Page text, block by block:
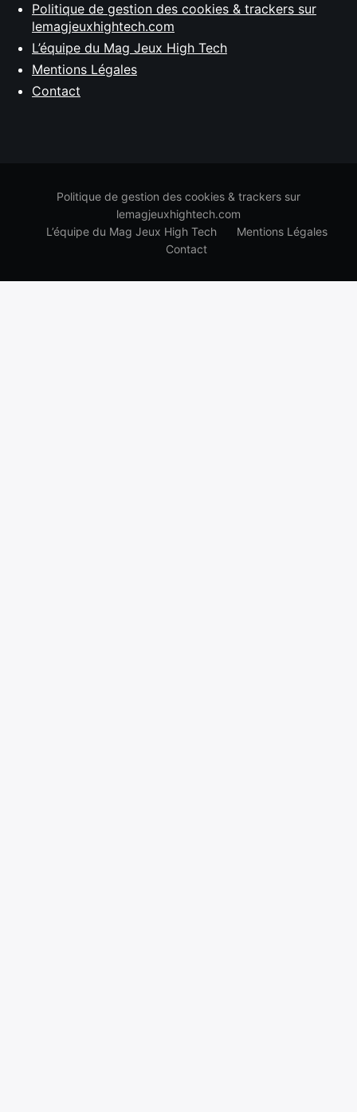
Politique de gestion des cookies & trackers sur
lemagjeuxhightech.com
L’équipe du Mag Jeux High Tech
Mentions Légales
Contact
Politique de gestion des cookies & trackers sur
lemagjeuxhightech.com
L’équipe du Mag Jeux High Tech
Mentions Légales
Contact